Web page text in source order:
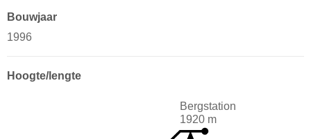
Bouwjaar
1996
Hoogte/lengte
Bergstation
1920 m